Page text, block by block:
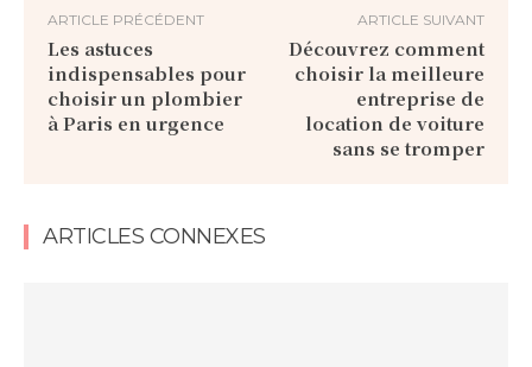
ARTICLE PRÉCÉDENT
Les astuces
indispensables pour
choisir un plombier
à Paris en urgence
ARTICLE SUIVANT
Découvrez comment
choisir la meilleure
entreprise de
location de voiture
sans se tromper
ARTICLES CONNEXES